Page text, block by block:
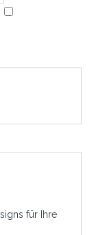
für Ihre